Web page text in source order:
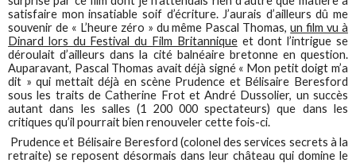
satisfaire mon insatiable soif d’écriture. J’aurais d’ailleurs dû me
souvenir de « L’heure zéro » du même Pascal Thomas,un film vu à
Dinard lors du Festival du Film Britanniqueet dont l’intrigue se
déroulait d’ailleurs dans la cité balnéaire bretonne en question.
Auparavant, Pascal Thomas avait déjà signé « Mon petit doigt m’a
dit » qui mettait déjà en scène Prudence et Bélisaire Beresford
sous les traits de Catherine Frot et André Dussolier, un succès
autant dans les salles (1 200 000 spectateurs) que dans les
critiques qu’il pourrait bien renouveler cette fois-ci.
Prudence et Bélisaire Beresford (colonel des services secrets à la
retraite) se reposent désormais dans leur château qui domine le